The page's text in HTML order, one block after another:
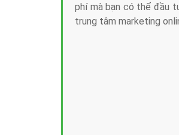
phí mà bạn có thể đầu
trung tâm marketing